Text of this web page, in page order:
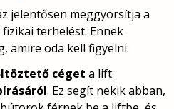
jelentősen meggyorsítja a
terhelést. Ennek
amire oda kell figyelni:
céget a lift
. Ez segít nekik abban,